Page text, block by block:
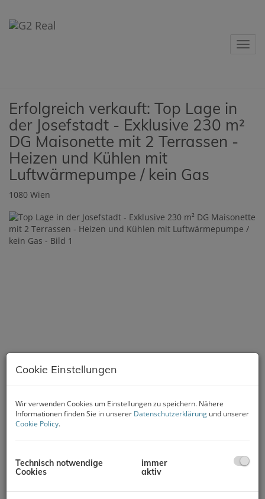
Erfolgreich verkauft: Top Lage in
der Josefstadt - Exklusive 230 m²
DG Maisonette mit 2 Terrassen -
Heizen und Kühlen mit
Luftwärmepumpe / kein Gas
1080 Wien
Cookie Einstellungen
Wir verwenden Cookies um Einstellungen zu speichern. Nähere
Informationen finden Sie in unserer Datenschutzerklärung und unserer
Cookie Policy.
Technisch notwendige
Cookies
immer
aktiv